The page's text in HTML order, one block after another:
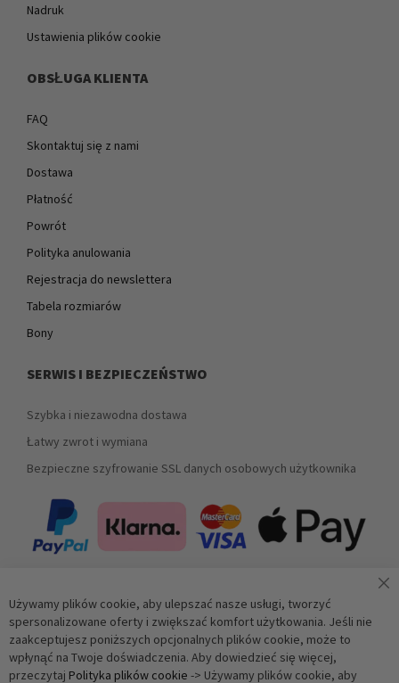
Nadruk
Ustawienia plików cookie
OBSŁUGA KLIENTA
FAQ
Skontaktuj się z nami
Dostawa
Płatność
Powrót
Polityka anulowania
Rejestracja do newslettera
Tabela rozmiarów
Bony
SERWIS I BEZPIECZEŃSTWO
Szybka i niezawodna dostawa
Łatwy zwrot i wymiana
Bezpieczne szyfrowanie SSL danych osobowych użytkownika
Zapisz się do newslettera
Subskrybuj
Używamy plików cookie, aby ulepszać nasze usługi, tworzyć
spersonalizowane oferty i zwiększać komfort użytkowania. Jeśli nie
zaakceptujesz poniższych opcjonalnych plików cookie, może to
wpłynąć na Twoje doświadczenia. Aby dowiedzieć się więcej,
przeczytaj Polityka plików cookie -> Używamy plików cookie, aby